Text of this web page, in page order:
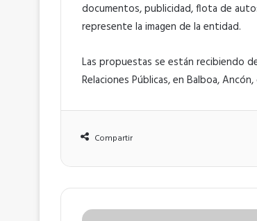
documentos, publicidad, flota de
represente la imagen de la entidad.
Las propuestas se están recibiendo
Relaciones Públicas, en Balboa,
Compartir